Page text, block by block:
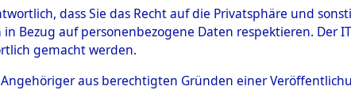
0016 (108595372)
Person
dass Sie das Recht auf die Privatsphäre und
Bezug auf personenbezogene Daten respektieren. Der
gemacht werden.
Angehöriger aus berechtigten Gründen einer